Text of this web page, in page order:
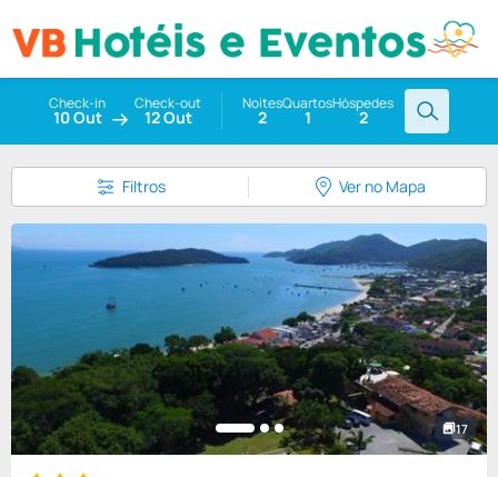
Check-in
10 Out
Check-out
12 Out
Noites
2
Quartos
1
Hóspedes
2
Filtros Ver no Mapa
17